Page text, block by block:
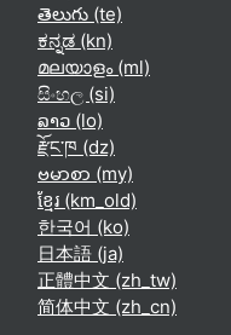
తెలుగు ‎(te)‎
ಕನ್ನಡ ‎(kn)‎
മലയാളം ‎(ml)‎
සිංහල ‎(si)‎
ລາວ ‎(lo)‎
རྫོང་ཁ ‎(dz)‎
ဗမာစာ ‎(my)‎
ខ្មែរ ‎(km_old)‎
한국어 ‎(ko)‎
日本語 ‎(ja)‎
正體中文 ‎(zh_tw)‎
简体中文 ‎(zh_cn)‎